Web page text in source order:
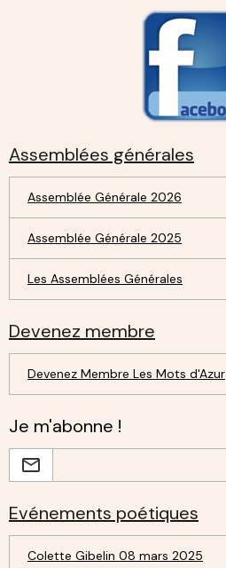
Assemblées générales
Assemblée Générale 2026
Assemblée Générale 2025
Les Assemblées Générales
Devenez membre
Devenez Membre Les Mots d'Azur
Je m'abonne !
Evénements poétiques
Colette Gibelin 08 mars 2025